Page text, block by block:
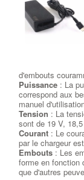
d'embouts
Puissance : La
correspond aux
manuel
Tension : La
sont de 19 V,
Courant : Le
par le chargeur
Embouts : Les
forme en fonction
que d'autres